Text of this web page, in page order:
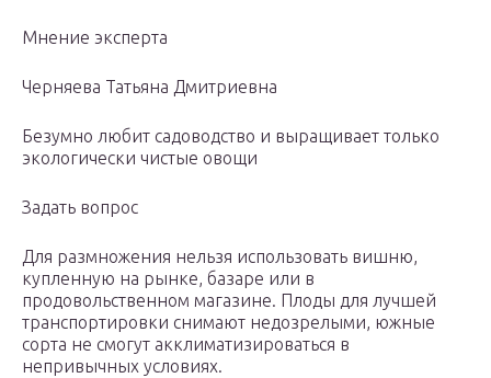
Мнение эксперта
Черняева Татьяна Дмитриевна
Безумно любит садоводство и выращивает только
экологически чистые овощи
Задать вопрос
Для размножения нельзя использовать вишню,
купленную на рынке, базаре или в
продовольственном магазине. Плоды для лучшей
транспортировки снимают недозрелыми, южные
сорта не смогут акклиматизироваться в
непривычных условиях.